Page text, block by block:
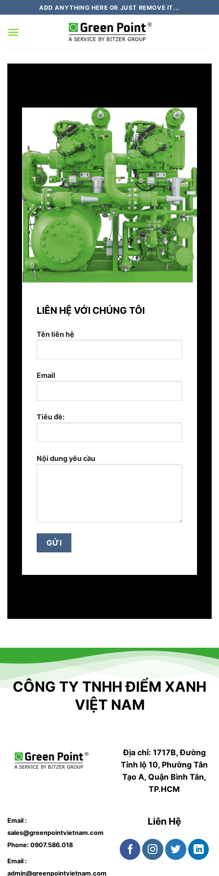
đến
nội
ADD ANYTHING HERE OR JUST REMOVE IT...
LIÊN HỆ VỚI CHÚNG TÔI
Tên liên hệ
Email
Tiêu đề:
Nội dung yêu cầu
CÔNG TY TNHH ĐIỂM XANH
VIỆT NAM
Địa chỉ: 1717B, Đường
Tỉnh lộ 10, Phường Tân
Tạo A, Quận Bình Tân,
TP.HCM
Email :
sales@greenpointvietnam.com
Phone: 0907.586.018
Email :
admin@greenpointvietnam.com
Liên Hệ